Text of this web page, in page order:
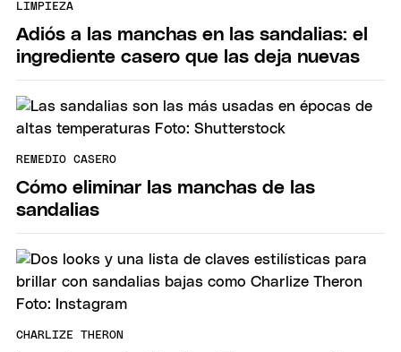
LIMPIEZA
Adiós a las manchas en las sandalias: el
ingrediente casero que las deja nuevas
REMEDIO CASERO
Cómo eliminar las manchas de las
sandalias
CHARLIZE THERON